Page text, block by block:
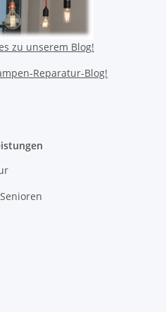
zu unserem Blog!
Reparatur-Blog!